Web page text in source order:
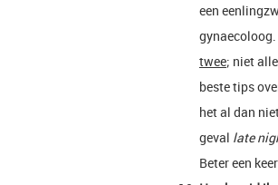
een
twee; niet
beste tips
het al dan
geval late
Beter een